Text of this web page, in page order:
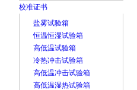
校准证书
盐雾试验箱
恒温恒湿试验箱
高低温试验箱
冷热冲击试验箱
高低温冲击试验箱
高低温湿热试验箱